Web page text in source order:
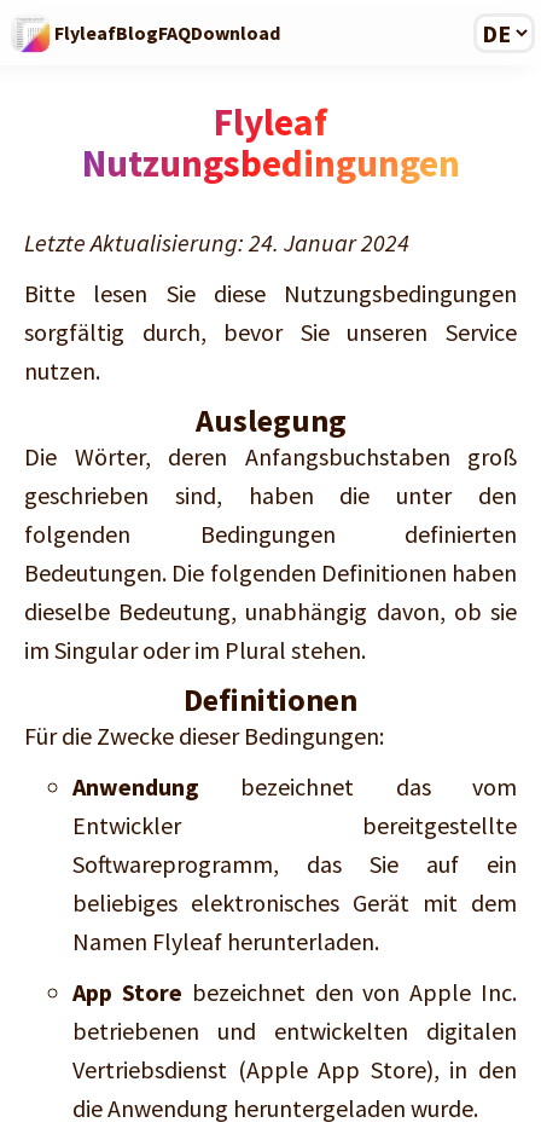
FlyleafBlogFAQDownload
Flyleaf
Nutzungsbedingungen
Letzte Aktualisierung: 24. Januar 2024
Bitte lesen Sie diese Nutzungsbedingungen
sorgfältig durch, bevor Sie unseren Service
nutzen.
Auslegung
Die Wörter, deren Anfangsbuchstaben groß
geschrieben sind, haben die unter den
folgenden Bedingungen definierten
Bedeutungen. Die folgenden Definitionen haben
dieselbe Bedeutung, unabhängig davon, ob sie
im Singular oder im Plural stehen.
Definitionen
Für die Zwecke dieser Bedingungen:
Anwendung bezeichnet das vom
Entwickler bereitgestellte
Softwareprogramm, das Sie auf ein
beliebiges elektronisches Gerät mit dem
Namen Flyleaf herunterladen.
App Store bezeichnet den von Apple Inc.
betriebenen und entwickelten digitalen
Vertriebsdienst (Apple App Store), in den
die Anwendung heruntergeladen wurde.